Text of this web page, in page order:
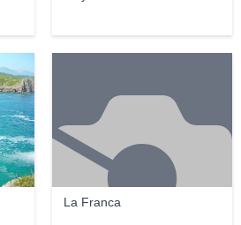
La Franca